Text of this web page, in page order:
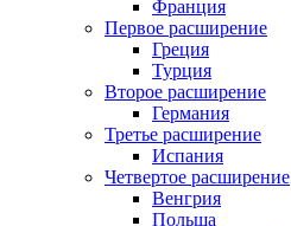
Франция
Первое расширение
Греция
Турция
Второе расширение
Германия
Третье расширение
Испания
Четвертое расширение
Венгрия
Польша